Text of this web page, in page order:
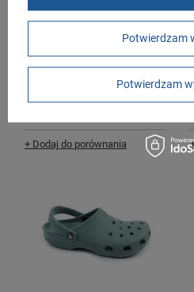
Adidas buty męskie sportowe
Galaxy 6 M do biegania czarne
+ Dodaj do porównania
Potwierdzam
Potwierdzam